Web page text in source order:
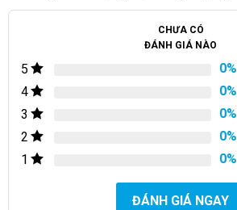
CHƯA CÓ
ĐÁNH GIÁ NÀO
5 0%
4
0%
3
0%
2
0%
1
0%
ĐÁNH GIÁ NGAY